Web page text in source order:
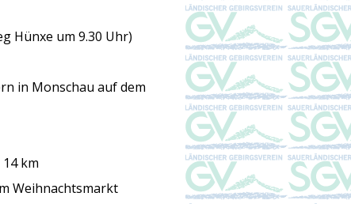
Hünxe um 9.30 Uhr)
in Monschau auf dem
14 km
Weihnachtsmarkt